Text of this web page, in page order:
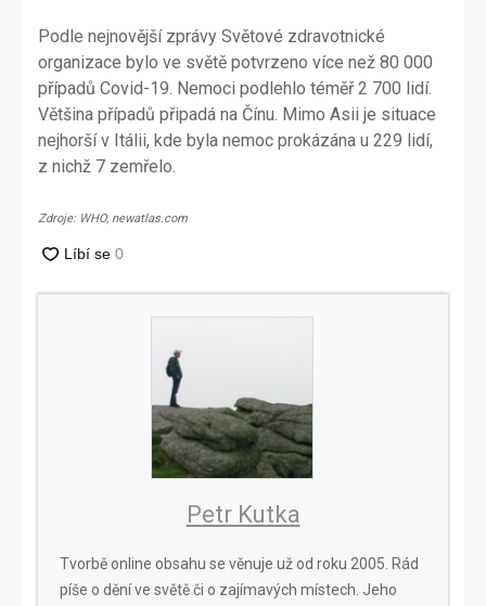
Podle nejnovější zprávy Světové zdravotnické
organizace bylo ve světě potvrzeno více než 80 000
případů Covid-19. Nemoci podlehlo téměř 2 700 lidí.
Většina případů připadá na Čínu. Mimo Asii je situace
nejhorší v Itálii, kde byla nemoc prokázána u 229 lidí,
z nichž 7 zemřelo.
Zdroje: WHO, newatlas.com
Petr Kutka
Tvorbě online obsahu se věnuje už od roku 2005. Rád
píše o dění ve světě či o zajímavých místech. Jeho